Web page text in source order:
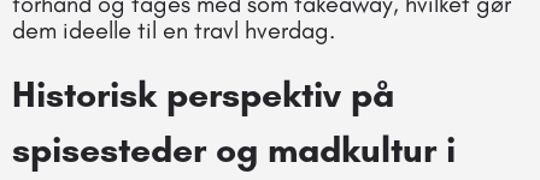
dem ideelle til en travl hverdag.
Historisk perspektiv på
spisesteder og madkultur i